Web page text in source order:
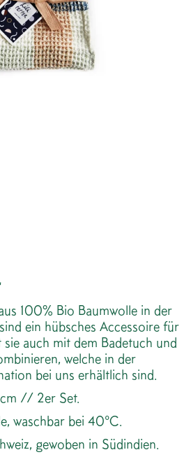
100% Bio Baumwolle in der
ein hübsches Accessoire für
sie auch mit dem Badetuch und
welche in der
bei uns erhältlich sind.
// 2er Set.
waschbar bei 40°C.
gewoben in Südindien.